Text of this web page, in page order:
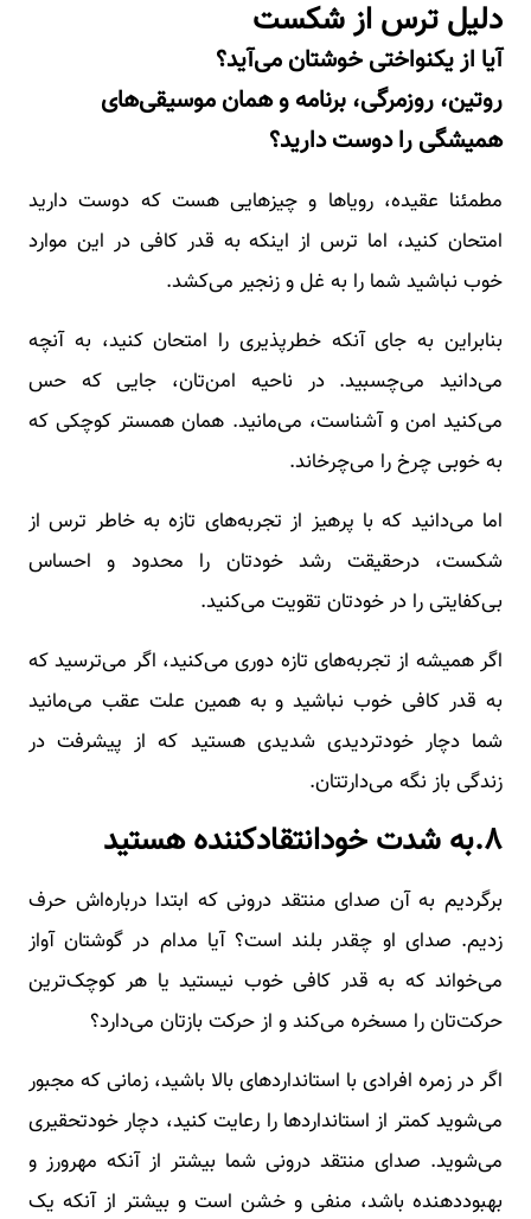
دلیل ترس از شکست
آیا از یکنواختی خوشتان می‌آید؟
روتین، روزمرگی، برنامه و همان موسیقی‌های
همیشگی را دوست دارید؟
مطمئنا عقیده، رویاها و چیزهایی هست که دوست دارید
امتحان کنید، اما ترس از اینکه به قدر کافی در این موارد
خوب نباشید شما را به غل و زنجیر می‌کشد.
بنابراین به جای آنکه خطرپذیری را امتحان کنید، به آنچه
می‌دانید می‌چسبید. در ناحیه امن‌تان، جایی که حس
می‌کنید امن و آشناست، می‌مانید. همان همستر کوچکی که
به خوبی چرخ را می‌چرخاند.
اما می‌دانید که با پرهیز از تجربه‌های تازه به خاطر ترس از
شکست، درحقیقت رشد خودتان را محدود و احساس
بی‌کفایتی را در خودتان تقویت می‌کنید.
اگر همیشه از تجربه‌های تازه دوری می‌کنید، اگر می‌ترسید که
به قدر کافی خوب نباشید و به همین علت عقب می‌مانید
شما دچار خودتردیدی شدیدی هستید که از پیشرفت در
زندگی باز نگه می‌دارتتان.
۸.به شدت خودانتقادکننده هستید
برگردیم به آن صدای منتقد درونی که ابتدا درباره‌اش حرف
زدیم. صدای او چقدر بلند است؟ آیا مدام در گوشتان آواز
می‌خواند که به قدر کافی خوب نیستید یا هر کوچک‌ترین
حرکت‌تان را مسخره می‌کند و از حرکت بازتان می‌دارد؟
اگر در زمره افرادی با استانداردهای بالا باشید، زمانی که مجبور
می‌شوید کمتر از استانداردها را رعایت کنید، دچار خودتحقیری
می‌شوید. صدای منتقد درونی شما بیشتر از آنکه مهرورز و
بهبوددهنده باشد، منفی و خشن است و بیشتر از آنکه یک